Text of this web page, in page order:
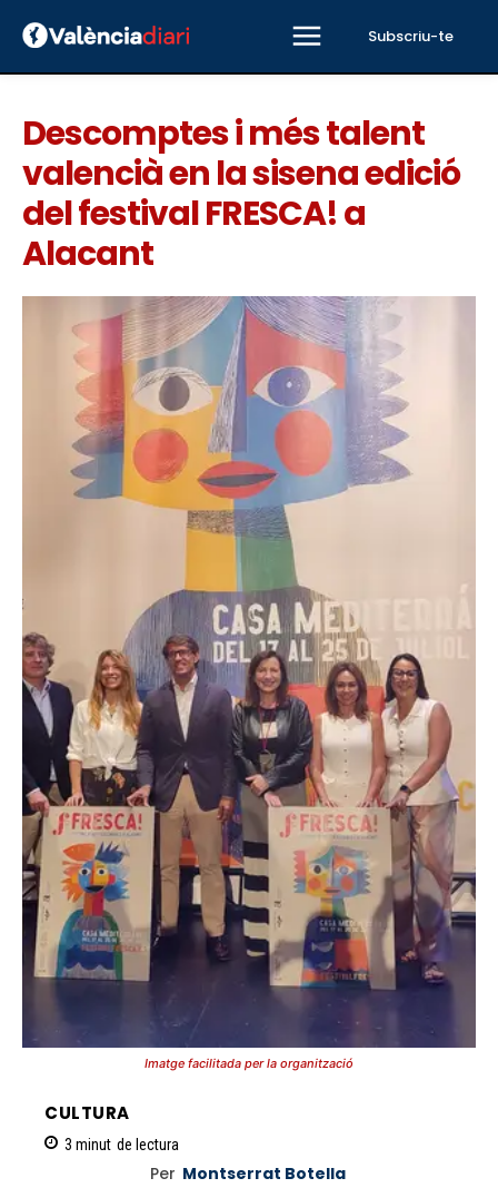
Subscriu-te
Descomptes i més talent
valencià en la sisena edició
del festival FRESCA! a
Alacant
Imatge facilitada per la organització
CULTURA
3 minut de lectura
Per Montserrat Botella